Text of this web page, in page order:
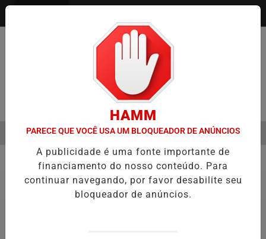
Pesquisar Notícia
DE FILME SOBRE MICHAEL JACKSON PODE COMEÇAR A SER
EM ALTA
MENU
Saúde
HAMM
PARECE QUE VOCÊ USA UM BLOQUEADOR DE ANÚNCIOS
A publicidade é uma fonte importante de
financiamento do nosso conteúdo. Para
continuar navegando, por favor desabilite seu
bloqueador de anúncios.